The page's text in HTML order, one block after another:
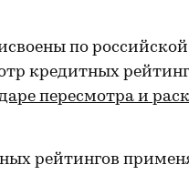
по
кредитных
пересмотра и
рейтингов